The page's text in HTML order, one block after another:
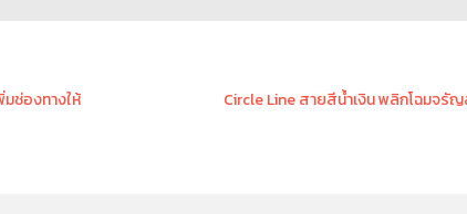
ช่องทางให้
Circle Line สายสีน้ำเงิน พลิกโฉมจรั